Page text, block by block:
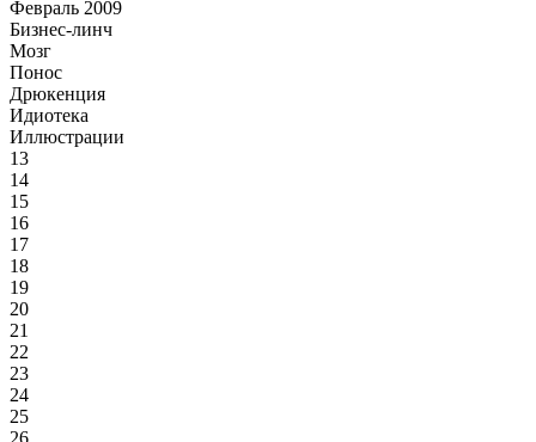
Февраль 2009
Бизнес-линч
Мозг
Понос
Дрюкенция
Идиотека
Иллюстрации
13
14
15
16
17
18
19
20
21
22
23
24
25
26